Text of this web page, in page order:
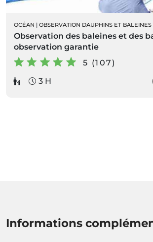
OCÉAN | OBSERVATION DAUPHINS ET BALEINES
Observation des baleines et des
observation garantie
5 (107)
3 H
Informations